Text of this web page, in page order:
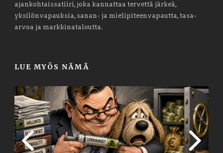
ajankohtaissatiiri, joka kannattaa tervettä järkeä,
yksilönvapauksia, sanan- ja mielipiteenvapautta, tasa-
arvoa ja markkinataloutta.
LUE MYÖS NÄMÄ